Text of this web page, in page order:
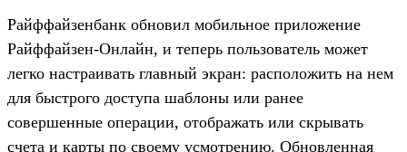
Райффайзенбанк обновил мобильное приложение
Райффайзен-Онлайн, и теперь пользователь может
легко настраивать главный экран: расположить на нем
для быстрого доступа шаблоны или ранее
совершенные операции, отображать или скрывать
счета и карты по своему усмотрению. Обновленная